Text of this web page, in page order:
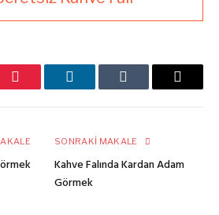
Pinterest LinkedInTumblr
E-
SONRAKI MAKALE
Kahve Falında Kardan Adam
Görmek